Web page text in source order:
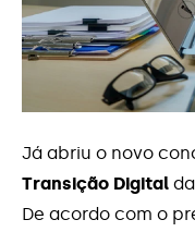
Contactos
Já abriu o novo
Transição Digital
De acordo com o